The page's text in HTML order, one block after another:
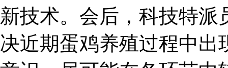
新技术。会后，科技特
决近期蛋鸡养殖过程中